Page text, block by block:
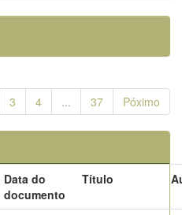
3 4 ... 37 Póximo
Data do
documento
Título